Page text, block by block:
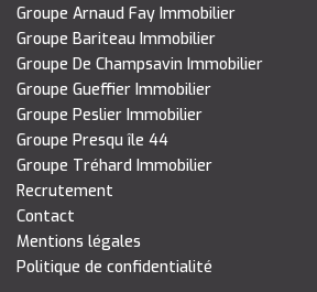
Groupe Arnaud Fay Immobilier
Groupe Bariteau Immobilier
Groupe De Champsavin Immobilier
Groupe Gueffier Immobilier
Groupe Peslier Immobilier
Groupe Presqu île 44
Groupe Tréhard Immobilier
Recrutement
Contact
Mentions légales
Politique de confidentialité